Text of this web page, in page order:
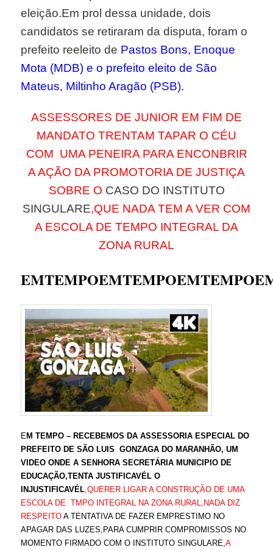
eleição.Em prol dessa unidade, dois
candidatos se retiraram da disputa, foram o
prefeito reeleito de Pastos Bons, Enoque
Mota (MDB) e o prefeito eleito de São
Mateus, Miltinho Aragão (PSB).
ASSESSORES DE JUNIOR EM FIM DE
MANDATO TRENTAM TAPAR O CÉU
COM UMA PENEIRA PARA ENCONBRIR
A AÇÃO DA PROMOTORIA DE JUSTIÇA
SOBRE O CASO DO INSTITUTO
SINGULARE,QUE NADA TEM A VER COM
A ESCOLA DE TEMPO INTEGRAL DA
ZONA RURAL
EM TEMPO – RECEBEMOS DA ASSESSORIA ESPECIAL DO
PREFEITO DE SÃO LUIS GONZAGA DO MARANHÃO, UM
VIDEO ONDE A SENHORA SECRETÁRIA MUNICIPIO DE
EDUCAÇÃO,TENTA JUSTIFICAVÉL O
INJUSTIFICAVÉL,QUERER LIGAR A CONSTRUÇÃO DE UMA
ESCOLA DE TMPO INTEGRAL NA ZONA RURAL,NADA DIZ
RESPEITOA TENTATIVA DE FAZER EMPRESTIMO NO
APAGAR DAS LUZES,PARA CUMPRIR COMPROMISSOS NO
MOMENTO FIRMADO COM O INSTITUTO SINGULARE,A